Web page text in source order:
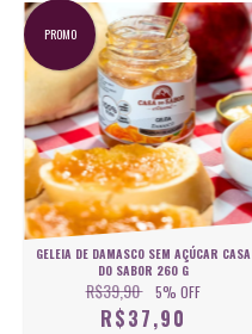
PROMO
GELEIA DE DAMASCO SEM AÇÚCAR CASA
DO SABOR 260 G
R$39,90 5% OFF
R$37,90